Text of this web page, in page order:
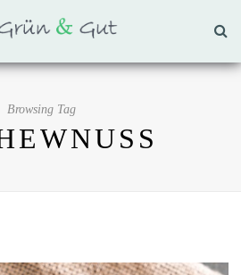
Browsing Tag